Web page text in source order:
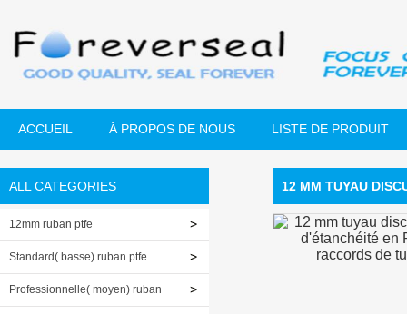
ACCUEIL À PROPOS DE NOUS LISTE DE PRODUIT
ALL CATEGORIES
12mm ruban ptfe
Standard( basse) ruban ptfe
Professionnelle( moyen) ruban
12 MM TUYAU